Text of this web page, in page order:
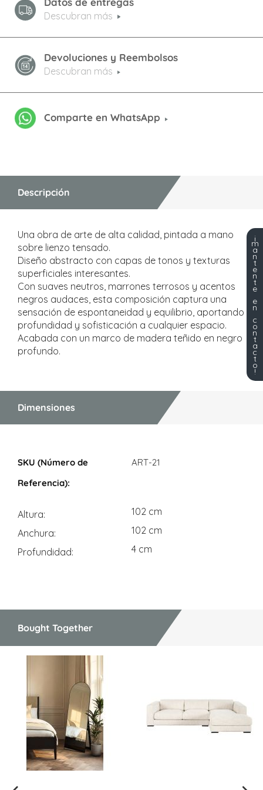
Descubran más
Devoluciones y Reembolsos
Descubran más
Comparte en WhatsApp
Descripción
Una obra de arte de alta calidad, pintada a mano
sobre lienzo tensado.
Diseño abstracto con capas de tonos y texturas
superficiales interesantes.
Con suaves neutros, marrones terrosos y acentos
negros audaces, esta composición captura una
sensación de espontaneidad y equilibrio, aportando
profundidad y sofisticación a cualquier espacio.
Acabada con un marco de madera teñido en negro
profundo.
Dimensiones
ART-21
Altura
102 cm
Anchura
102 cm
Profundidad
4 cm
Bought Together
¡
m
a
n
t
e
n
t
e
e
n
c
o
n
t
a
c
t
o
!